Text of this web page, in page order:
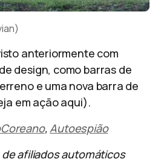
anteriormente com
design, como barras de
e uma nova barra de
em ação aqui).
,Autoespião
de afiliados automáticos